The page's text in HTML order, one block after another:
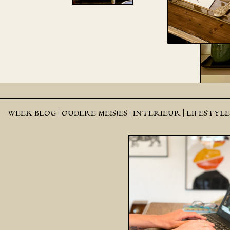
WEEK BLOG | OUDERE MEISJES | INTERIEUR | LIFESTYLE